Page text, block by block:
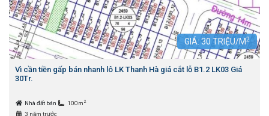
GIÁ: 30 TRIỆU/M2
Vì cần tiền gấp bán nhanh lô LK Thanh Hà giá cắt lỗ B1.2 LK03 Giá
30Tr.
Nhà đất bán 100m 2
3 năm trước